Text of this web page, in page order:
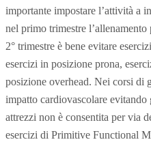
importante impostare l’attività a
nel primo trimestre
2° trimestre è bene evitare
esercizi in posizione prona,
posizione overhead. Nei corsi di
impatto cardiovascolare
attrezzi non è consentita per via
esercizi di Primitive Functional